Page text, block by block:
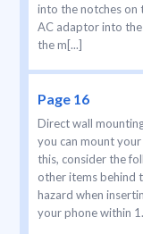
into the notches on
AC adaptor into
the m[...]
Page 16
Direct wall
you can mount
this, consider the
other items behind
hazard when
your phone within